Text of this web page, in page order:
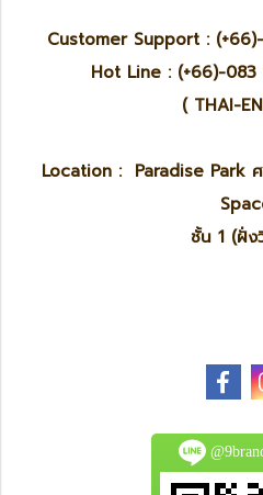
Customer Support :
Hot Line : (+66)-083
( THAI-
Location : Paradise Park
ชั้น 1 (ฝั่ง